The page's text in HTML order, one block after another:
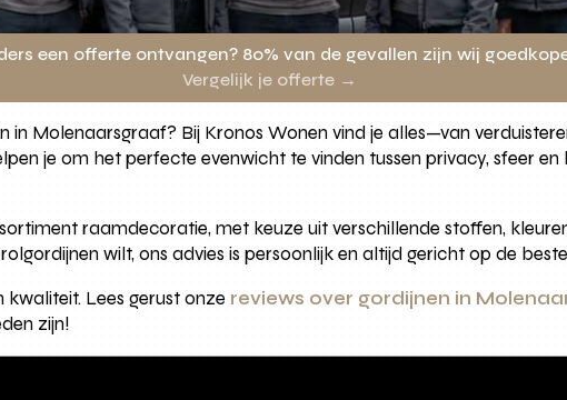
een offerte ontvangen? 80% van de gevallen zijn wij
Vergelijk je offerte →
in Molenaarsgraaf? Bij Kronos Wonen vind je alles—van
je om het perfecte evenwicht te vinden tussen privacy, sfeer
raamdecoratie, met keuze uit verschillende stoffen,
wilt, ons advies is persoonlijk en altijd gericht op de
Lees gerust onze reviews over gordijnen in
zijn!